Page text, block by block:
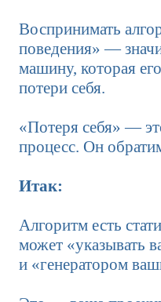
Воспринимать
поведения» —
машину, которая
потери себя.
«Потеря себя» —
процесс. Он
Итак:
Алгоритм есть
может «указывать
и «генератором